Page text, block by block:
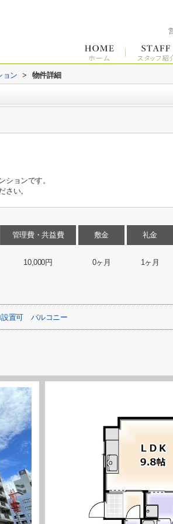
ョン > 物件詳細
ョンです。
さい。
管理費・共益費
10,000円
敷金
0ヶ月
礼金
1ヶ月
置可 バルコニー